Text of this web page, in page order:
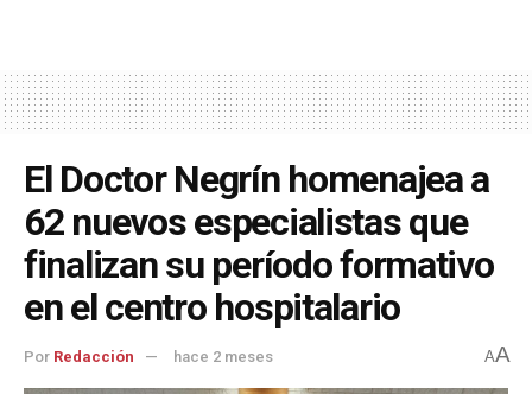
El Doctor Negrín homenajea a
62 nuevos especialistas que
finalizan su período formativo
en el centro hospitalario
Por Redacción hace 2 meses AA